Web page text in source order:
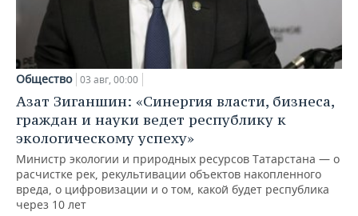
Общество 03 авг, 00:00
Азат Зиганшин: «Синергия власти, бизнеса,
граждан и науки ведет республику к
экологическому успеху»
Министр экологии и природных ресурсов Татарстана — о
расчистке рек, рекультивации объектов накопленного
вреда, о цифровизации и о том, какой будет республика
через 10 лет